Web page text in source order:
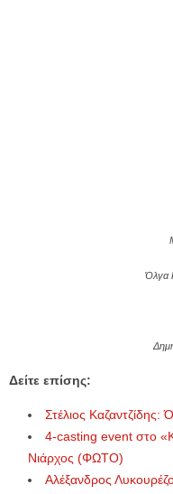
Όλγα
Δείτε επίσης:
Στέλιος
4-casting event στο
Νιάρχος (ΦΩΤΟ)
Αλέξανδρος